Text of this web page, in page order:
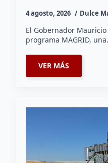
4 agosto, 2026 Dulce
El Gobernador
programa MAGRID,
VER MÁS